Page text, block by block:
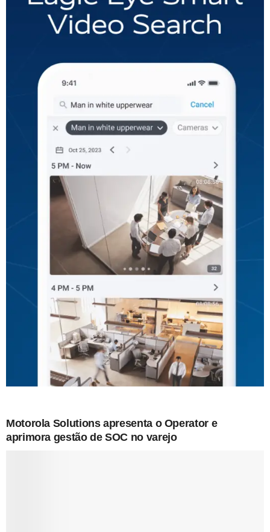
Motorola Solutions apresenta o Operator e
aprimora gestão de SOC no varejo